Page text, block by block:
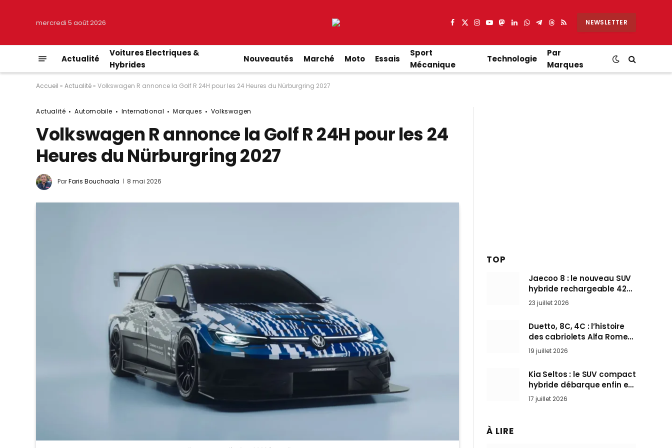
mercredi 5 août 2026 Facebook
X
Instagram
YouTube
Mastodon
LinkedIn
WhatsApp
Partager
Telegram
Threads
RSS NEWSLETTER
Actualité
Voitures Electriques &
Hybrides
Nouveautés Marché Moto Essais
Sport
Mécanique
Technologie
Par
Marques
Accueil » Actualité » Volkswagen R annonce la Golf R 24H pour les 24 Heures du Nürburgring 2027
Actualité Automobile International Marques Volkswagen
Volkswagen R annonce la Golf R 24H pour les 24
Heures du Nürburgring 2027
ParFaris Bouchaala 8 mai 2026
TOP
Jaecoo 8 : le nouveau SUV
hybride rechargeable 428
ch qui vise l’Audi Q7 arrive
en Europe cet automne
23 juillet 2026
Duetto, 8C, 4C : l’histoire
des cabriolets Alfa Romeo,
ces Spider qui ont défini
l’art de rouler cheveux au
vent
19 juillet 2026
Kia Seltos : le SUV compact
hybride débarque enfin en
France pour bousculer les
Nissan Qashqai et Toyota
17 juillet 2026
À LIRE